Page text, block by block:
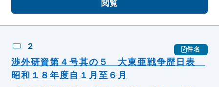
閲覧
2 件名
渉外研資第４号其の５ 大東亜戦争歴日表
昭和１８年度自１月至６月